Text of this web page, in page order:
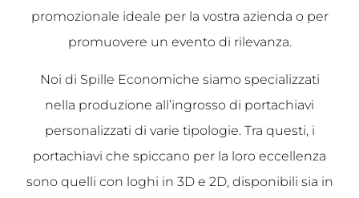
promozionale ideale per la vostra azienda o per
promuovere un evento di rilevanza.
Noi di Spille Economiche siamo specializzati
nella produzione all’ingrosso di portachiavi
personalizzati di varie tipologie. Tra questi, i
portachiavi che spiccano per la loro eccellenza
sono quelli con loghi in 3D e 2D, disponibili sia in